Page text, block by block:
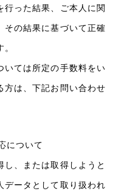
行った結果、ご本人に関
その結果に基づいて正確
いては所定の手数料をい
方は、下記お問い合わせ
について
、または取得しようと
データとして取り扱われ